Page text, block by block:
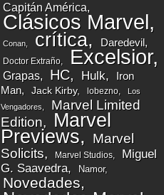
Capitán América
Clásicos Marvel
Conan crítica Daredevil
Doctor Extraño Excelsior
Grapas HC Hulk
Iron
Man
Jack Kirby lobezno
Los
Vengadores
Marvel Limited
Edition
Marvel
Previews
Marvel
Solicits
Marvel Studios
Miguel
G. Saavedra
Namor
Novedades